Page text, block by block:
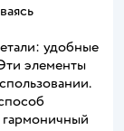
удобные
элементы
гармоничный